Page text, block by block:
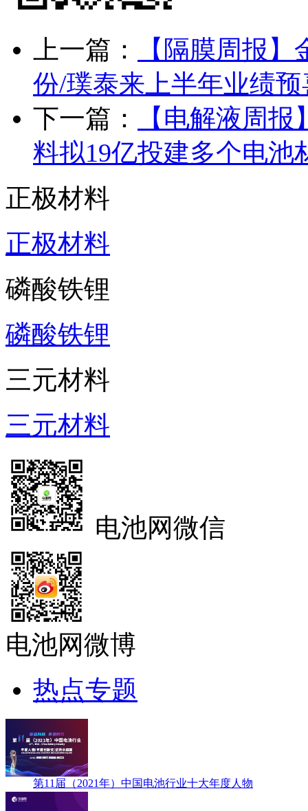
上一篇：
【隔膜周报
份/璞泰来上半年业绩预
下一篇：
【电解液周
料拟19亿投建多个电池
正极材料
正极材料
磷酸铁锂
磷酸铁锂
三元材料
三元材料
电池网微信
电池网微博
热点专题
第11届（2021年）中国电池行业十大年度人物